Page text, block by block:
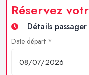
Réservez
Détails passager
Date départ *